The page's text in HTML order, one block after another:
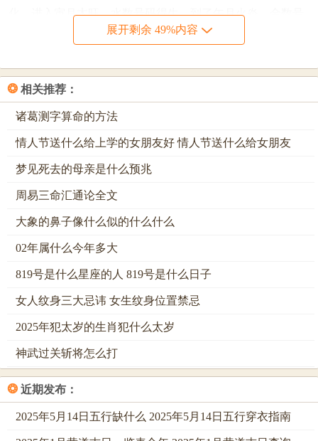
化，进入寅月木旺，水数号码得生，到了午月火炎，金数号
码受克，命理讲究时效，非一成不变，今年星象动荡，号码
推算便失准，专家警示众生，莫轻信简单对照，命理深邃，
需整体观照，数字仅为一环，风水八字相辅，这才是我辈正
道。
八十对照表的解码与运用
八十对照表，是流行工具，它将号码化为一数，对照吉凶断
语，表分八十条，每条有释义，例如数三十三，主吉星高
根源在数字能量学，简化了复杂推算，出现误解在运用中让
许多人有偏差，对照表如老黄历，提供快速参考，却失之精
微，忽略个人区别。
解码对照表，需知来龙去脉，表基于八十一数理，源自姓名
趋向，例如号码与二十五，主资性英敏，但若用户八字忌
土，此数反成累赘，实际例子中曾见一人号码大凶，对照表
说破财，果然应验，究其原因，即数字冲克生肖，他属兔，
号码多金数，金克木，让事业有阻碍，等到换号码后，运势
渐升，这证明对照表，需灵活运用。
展开剩余 49%内容
❂ 相关推荐：
诸葛测字算命的方法
情人节送什么给上学的女朋友好 情人节送什么给女朋友
梦见死去的母亲是什么预兆
周易三命汇通论全文
大象的鼻子像什么似的什么什么
02年属什么今年多大
819号是什么星座的人 819号是什么日子
女人纹身三大忌讳 女生纹身位置禁忌
2025年犯太岁的生肖犯什么太岁
神武过关斩将怎么打
❂ 近期发布：
2025年5月14日五行缺什么 2025年5月14日五行穿衣指南